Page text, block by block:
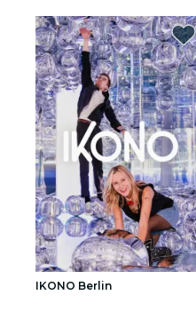
Londres
São Paulo
expositions
Séoul
visites
concerts
restaurants
IKONO Berlin